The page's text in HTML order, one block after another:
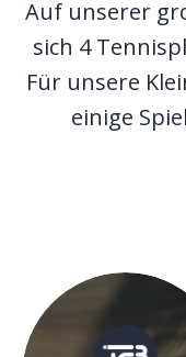
Auf unserer
sich 4
Für unsere
einige